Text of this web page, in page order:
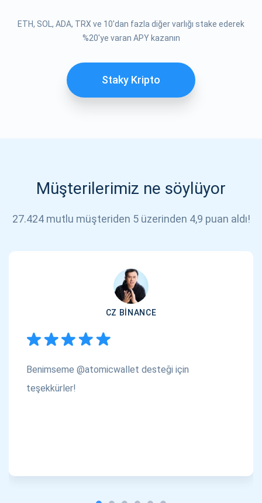
ETH, SOL, ADA, TRX ve 10'dan fazla diğer varlığı stake ederek
%20'ye varan APY kazanın
Staky Kripto
Müşterilerimiz ne söylüyor
27.424 mutlu müşteriden 5 üzerinden 4,9 puan aldı!
CZ BINANCE
Benimseme @atomicwallet desteği için
teşekkürler!
ABONE OL